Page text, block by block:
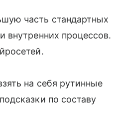
часть стандартных
внутренних процессов.
на себя рутинные
по составу